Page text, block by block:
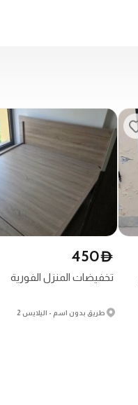
D
450
تخفيضات المنزل الفورية
طريق بدون اسم - اليلايس 2